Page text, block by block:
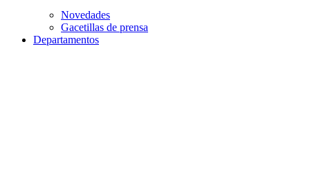
Novedades
Gacetillas de prensa
Departamentos